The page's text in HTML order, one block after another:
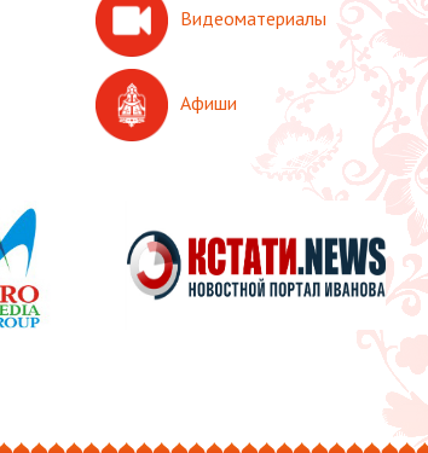
Видеоматериалы
Афиши